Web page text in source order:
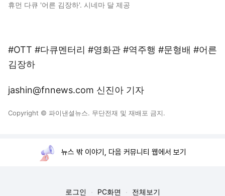
휴먼 다큐 '어른 김장하'. 시네마 달 제공
#OTT #다큐멘터리 #영화관 #역주행 #문형배 #어른
김장하
jashin@fnnews.com 신진아 기자
Copyright © 파이낸셜뉴스. 무단전재 및 재배포 금지.
뉴스 밖 이야기, 다음 커뮤니티 웹에서 보기
로그인 PC화면 전체보기